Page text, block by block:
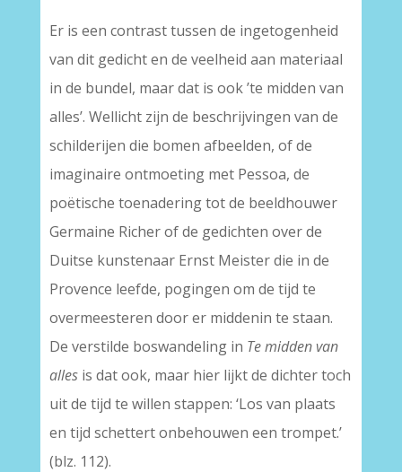
Er is een contrast tussen de ingetogenheid
van dit gedicht en de veelheid aan materiaal
in de bundel, maar dat is ook ’te midden van
alles’. Wellicht zijn de beschrijvingen van de
schilderijen die bomen afbeelden, of de
imaginaire ontmoeting met Pessoa, de
poëtische toenadering tot de beeldhouwer
Germaine Richer of de gedichten over de
Duitse kunstenaar Ernst Meister die in de
Provence leefde, pogingen om de tijd te
overmeesteren door er middenin te staan.
De verstilde boswandeling in Te midden van
allesis dat ook, maar hier lijkt de dichter toch
uit de tijd te willen stappen: ‘Los van plaats
en tijd schettert onbehouwen een trompet.’
(blz. 112).